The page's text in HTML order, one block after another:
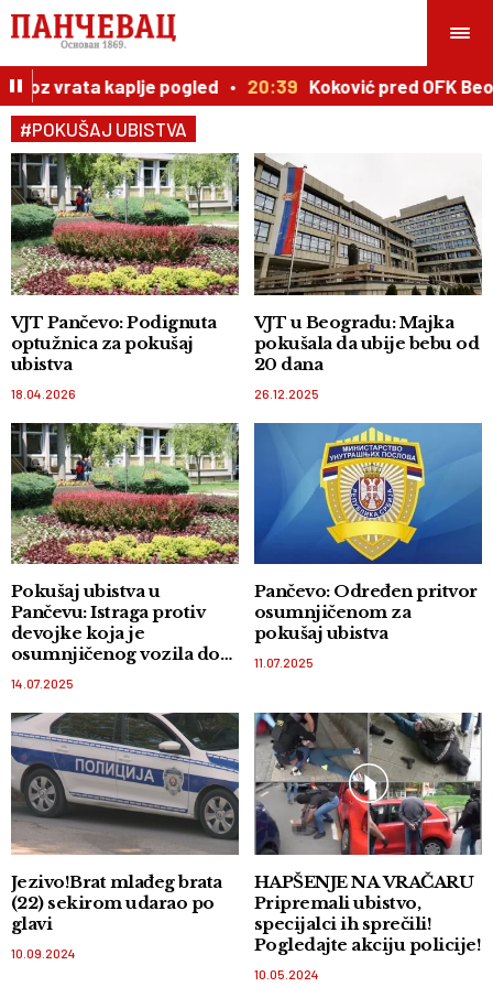
vrata kaplje pogled 20:39
Koković pred OFK
#POKUŠAJ UBISTVA
VJT Pančevo: Podignuta
optužnica za pokušaj
ubistva
18.04.2026
VJT u Beogradu: Majka
pokušala da ubije bebu od
20 dana
26.12.2025
Pokušaj ubistva u
Pančevu: Istraga protiv
devojke koja je
osumnjičenog vozila do
Surčina
14.07.2025
Pančevo: Određen pritvor
osumnjičenom za
pokušaj ubistva
11.07.2025
Jezivo!Brat mlađeg brata
(22) sekirom udarao po
glavi
10.09.2024
HAPŠENJE NA VRAČARU
Pripremali ubistvo,
specijalci ih sprečili!
Pogledajte akciju policije!
10.05.2024